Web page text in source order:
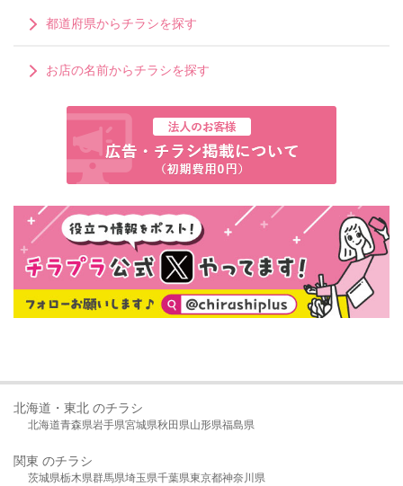
都道府県からチラシを探す
お店の名前からチラシを探す
北海道・東北 のチラシ
北海道青森県岩手県宮城県秋田県山形県福島県
関東 のチラシ
茨城県栃木県群馬県埼玉県千葉県東京都神奈川県